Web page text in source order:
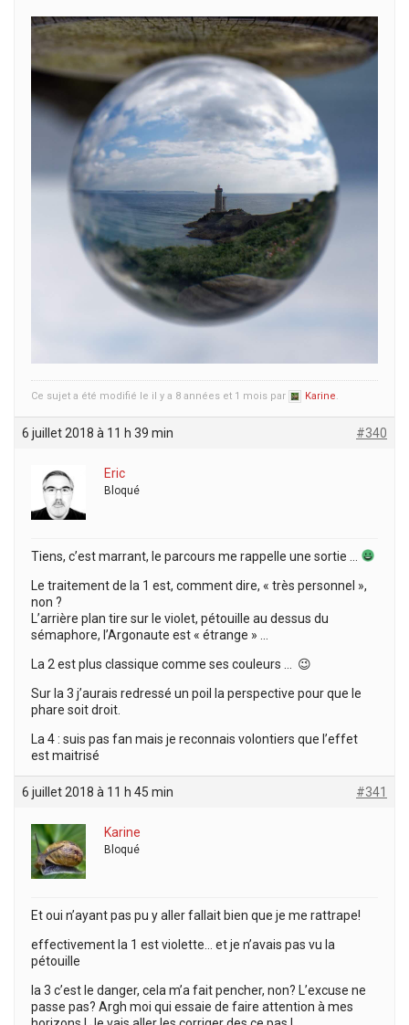
Ce sujet a été modifié le il y a 8 années et 1 mois par Karine.
6 juillet 2018 à 11 h 39 min #340
Eric
Bloqué
Tiens, c’est marrant, le parcours me rappelle une sortie …
Le traitement de la 1 est, comment dire, « très personnel »,
non ?
L’arrière plan tire sur le violet, pétouille au dessus du
sémaphore, l’Argonaute est « étrange » …
La 2 est plus classique comme ses couleurs … 😉
Sur la 3 j’aurais redressé un poil la perspective pour que le
phare soit droit.
La 4 : suis pas fan mais je reconnais volontiers que l’effet
est maitrisé
6 juillet 2018 à 11 h 45 min #341
Karine
Bloqué
Et oui n’ayant pas pu y aller fallait bien que je me rattrape!
effectivement la 1 est violette… et je n’avais pas vu la
pétouille
la 3 c’est le danger, cela m’a fait pencher, non? L’excuse ne
passe pas? Argh moi qui essaie de faire attention à mes